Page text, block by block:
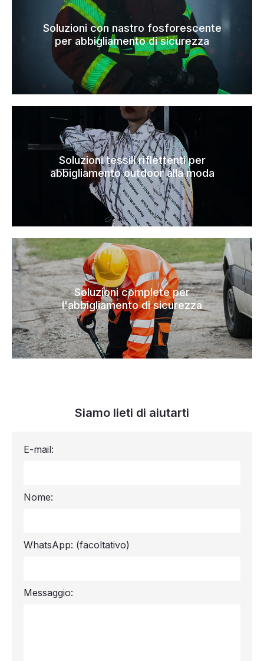
Soluzioni con nastro fosforescente
per abbigliamento di sicurezza
Soluzioni tessili riflettenti per
abbigliamento outdoor alla moda
Soluzioni complete per
l'abbigliamento di sicurezza
Siamo lieti di aiutarti
E-mail:
Nome:
WhatsApp: (facoltativo)
Messaggio: